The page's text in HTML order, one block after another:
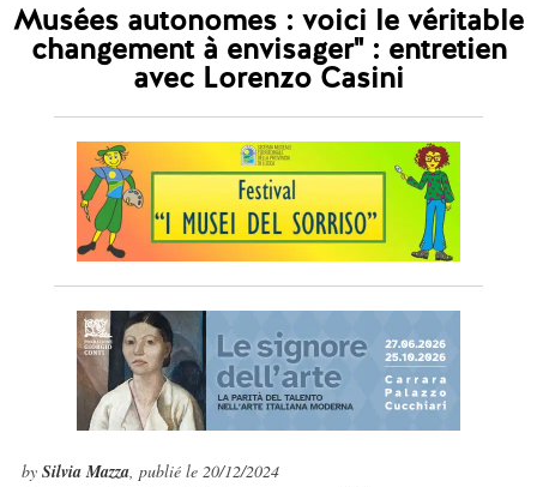
Musées autonomes : voici le véritable
changement à envisager" : entretien
avec Lorenzo Casini
by Silvia Mazza, publié le 20/12/2024